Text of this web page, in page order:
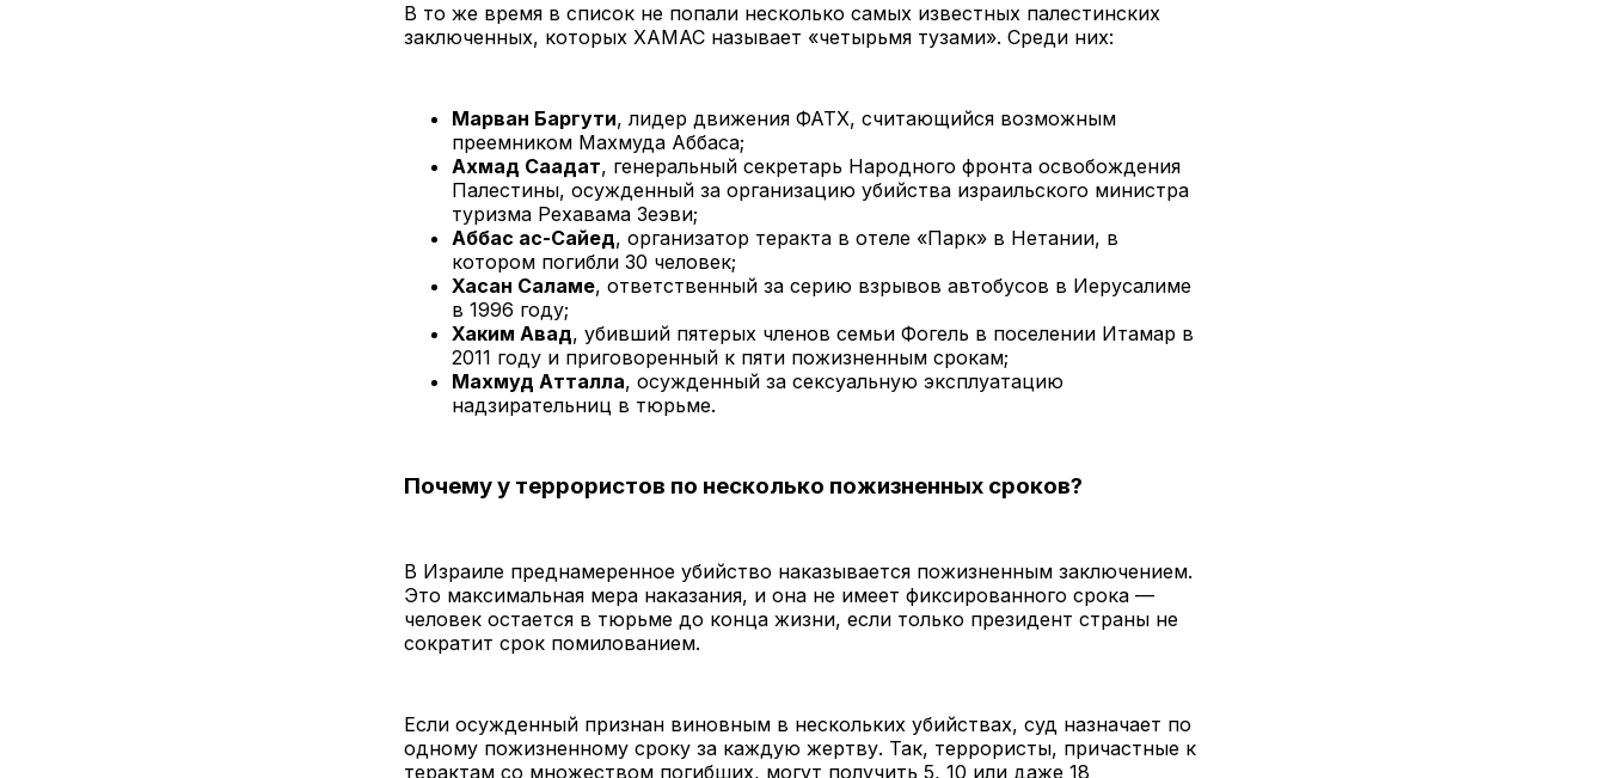
В то же время в список не попали несколько самых известных палестинских
заключенных, которых ХАМАС называет «четырьмя тузами». Среди них:
Марван Баргути, лидер движения ФАТХ, считающийся возможным
преемником Махмуда Аббаса;
Ахмад Саадат, генеральный секретарь Народного фронта освобождения
Палестины, осужденный за организацию убийства израильского министра
туризма Рехавама Зеэви;
Аббас ас-Сайед, организатор теракта в отеле «Парк» в Нетании, в
котором погибли 30 человек;
Хасан Саламе, ответственный за серию взрывов автобусов в Иерусалиме
в 1996 году;
Хаким Авад, убивший пятерых членов семьи Фогель в поселении Итамар в
2011 году и приговоренный к пяти пожизненным срокам;
Махмуд Атталла, осужденный за сексуальную эксплуатацию
надзирательниц в тюрьме.
Почему у террористов по несколько пожизненных сроков?
В Израиле преднамеренное убийство наказывается пожизненным заключением.
Это максимальная мера наказания, и она не имеет фиксированного срока —
человек остается в тюрьме до конца жизни, если только президент страны не
сократит срок помилованием.
Если осужденный признан виновным в нескольких убийствах, суд назначает по
одному пожизненному сроку за каждую жертву. Так, террористы, причастные к
терактам со множеством погибших, могут получить 5, 10 или даже 18